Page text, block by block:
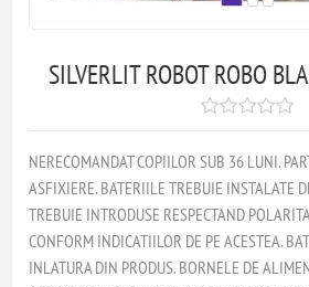
SILVERLIT ROBOT ROBO
NERECOMANDAT COPIILOR SUB 36 LUNI.
ASFIXIERE. BATERIILE TREBUIE INSTALATE
TREBUIE INTRODUSE RESPECTAND
CONFORM INDICATIILOR DE PE ACESTEA.
INLATURA DIN PRODUS. BORNELE DE